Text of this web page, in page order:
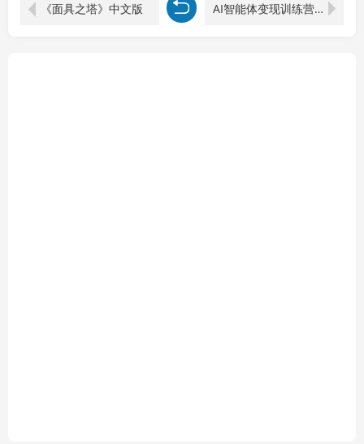
《面具之塔》中文版 AI智能体变现训练营：每款单次利润40-100+，闲鱼小红书公众号多平台分发，月赚10000+